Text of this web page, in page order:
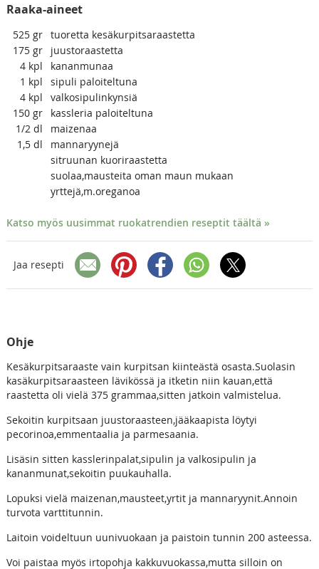
Raaka-aineet
525 gr tuoretta kesäkurpitsaraastetta
175 gr
juustoraastetta
4 kpl
kananmunaa
1 kpl
sipuli paloiteltuna
4 kpl
valkosipulinkynsiä
150 gr
kassleria paloiteltuna
1/2 dl
maizenaa
1,5 dl
mannaryynejä
sitruunan kuoriraastetta
suolaa,mausteita oman maun mukaan
yrttejä,m.oreganoa
Katso myös uusimmat ruokatrendien reseptit täältä »
Jaa resepti
Ohje
Kesäkurpitsaraaste vain kurpitsan kiinteästä osasta.Suolasin
kasäkurpitsaraasteen lävikössä ja itketin niin kauan,että
raastetta oli vielä 375 grammaa,sitten jatkoin valmistelua.
Sekoitin kurpitsaan juustoraasteen,jääkaapista löytyi
pecorinoa,emmentaalia ja parmesaania.
Lisäsin sitten kasslerinpalat,sipulin ja valkosipulin ja
kananmunat,sekoitin puukauhalla.
Lopuksi vielä maizenan,mausteet,yrtit ja mannaryynit.Annoin
turvota varttitunnin.
Laitoin voideltuun uunivuokaan ja paistoin tunnin 200 asteessa.
Voi paistaa myös irtopohja kakkuvuokassa,mutta silloin on